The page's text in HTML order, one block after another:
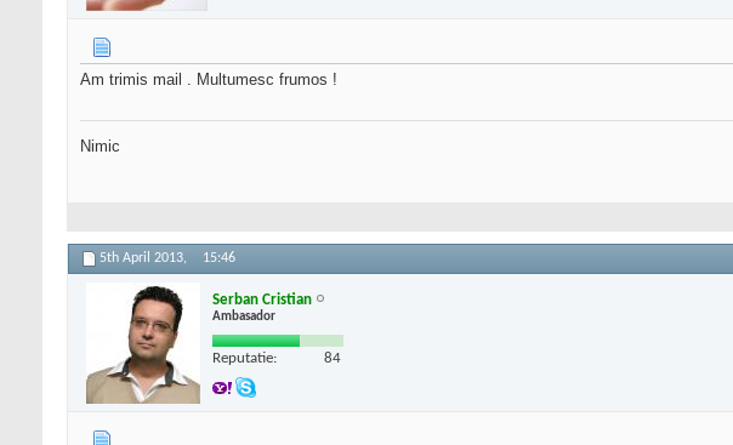
Am trimis mail . Multumesc frumos !
Nimic
5th April 2013, 15:46
Serban Cristian
Ambasador
Reputatie: 84